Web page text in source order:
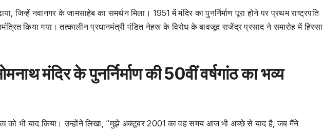
जिन्हें नवानगर के जामसाहेब का समर्थन मिला। 1951 में मंदिर का पुनर्निर्माण पूरा होने पर प्रथम राष्ट्रपति
किया गया। तत्कालीन प्रधानमंत्री पंडित नेहरू के विरोध के बावजूद राजेंद्र प्रसाद ने समारोह में हिस्सा
मंदिर के पुनर्निर्माण की 50वीं वर्षगांठ का भव्य
को भी याद किया। उन्होंने लिखा, “मुझे अक्टूबर 2001 का वह समय आज भी अच्छे से याद है, जब मैंने